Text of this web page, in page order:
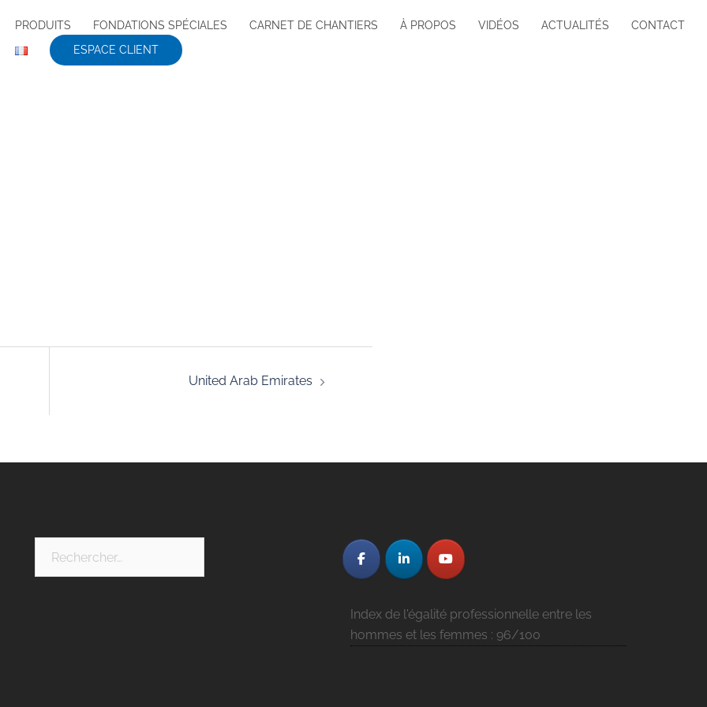
PRODUITS FONDATIONS SPÉCIALES CARNET DE CHANTIERS À PROPOS VIDÉOS ACTUALITÉS
CONTACT
ESPACE CLIENT
United Arab Emirates
Index de l'égalité professionnelle entre les
hommes et les femmes : 96/100